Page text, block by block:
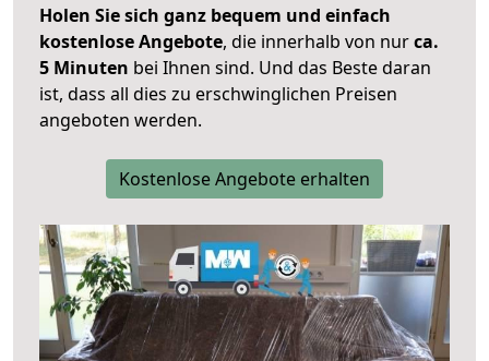
Holen Sie sich ganz bequem und einfach
kostenlose Angebote, die innerhalb von nurca.
5 Minuten bei Ihnen sind. Und das Beste daran
ist, dass all dies zu erschwinglichen Preisen
angeboten werden.
Kostenlose Angebote erhalten